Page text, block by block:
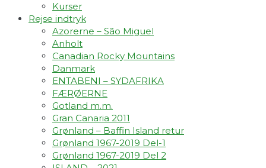
Kurser
Rejse indtryk
Azorerne – São Miguel
Anholt
Canadian Rocky Mountains
Danmark
ENTABENI – SYDAFRIKA
FÆRØERNE
Gotland m.m.
Gran Canaria 2011
Grønland – Baffin Island retur
Grønland 1967-2019 Del-1
Grønland 1967-2019 Del 2